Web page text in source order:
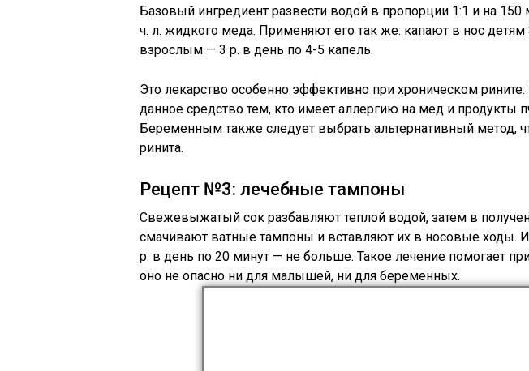
Базовый ингредиент развести водой в пропорции 1:1 и на 150
ч. л. жидкого меда. Применяют его так же: капают в нос детям
взрослым — 3 р. в день по 4-5 капель.
Это лекарство особенно эффективно при хроническом рините.
данное средство тем, кто имеет аллергию на мед и продукты
Беременным также следует выбрать альтернативный метод,
ринита.
Рецепт №3: лечебные тампоны
Свежевыжатый сок разбавляют теплой водой, затем в
смачивают ватные тампоны и вставляют их в носовые ходы.
р. в день по 20 минут — не больше. Такое лечение помогает
оно не опасно ни для малышей, ни для беременных.